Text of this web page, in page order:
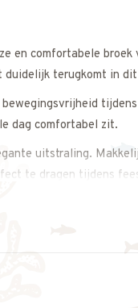
en comfortabele
duidelijk terugkomt in
dag comfortabel zit.
uitstraling.
te dragen tijdens
op. We meten de